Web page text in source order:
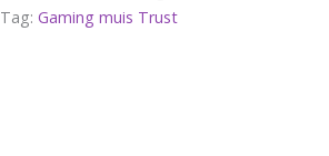
Tag:Gaming muis Trust